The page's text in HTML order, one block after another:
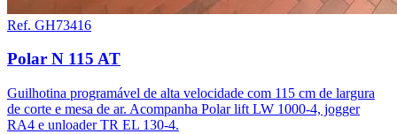
Ref. GH73416
Polar N 115 AT
Guilhotina programável de alta velocidade com 115 cm de largura
de corte e mesa de ar. Acompanha Polar lift LW 1000-4, jogger
RA4 e unloader TR EL 130-4.